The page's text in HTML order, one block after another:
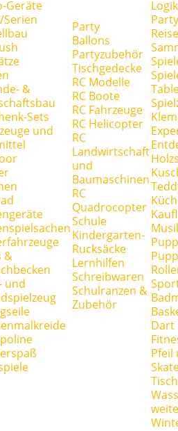
Geräte
Serien
&
Sets
und
&
und
Party
Ballons
Partyzubehör
Tischgedecke
RC Modelle
RC Boote
RC Fahrzeuge
RC Helicopter
RC
Landwirtschaft
und
Baumaschinen
RC
Quadrocopter
Schule
Kindergarten-
Rucksäcke
Lernhilfen
Schreibwaren
Schulranzen &
Zubehör
Dart
Pfeil